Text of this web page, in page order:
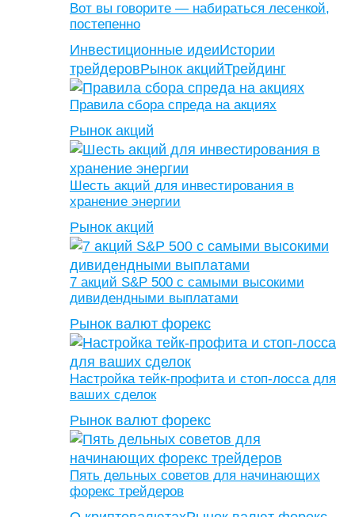
Вот вы говорите — набираться лесенкой,
постепенно
Инвестиционные идеиИстории
трейдеровРынок акцийТрейдинг
Правила сбора спреда на акциях
Рынок акций
Шесть акций для инвестирования в
хранение энергии
Рынок акций
7 акций S&P 500 с самыми высокими
дивидендными выплатами
Рынок валют форекс
Настройка тейк-профита и стоп-лосса для
ваших сделок
Рынок валют форекс
Пять дельных советов для начинающих
форекс трейдеров